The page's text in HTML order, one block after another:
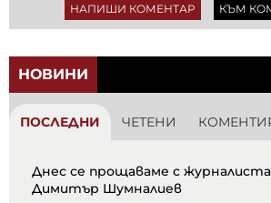
НАПИШИ КОМЕНТАР КЪМ
НОВИНИ
ПОСЛЕДНИ ЧЕТЕНИ
Днес се прощаваме с
Димитър Шумналиев